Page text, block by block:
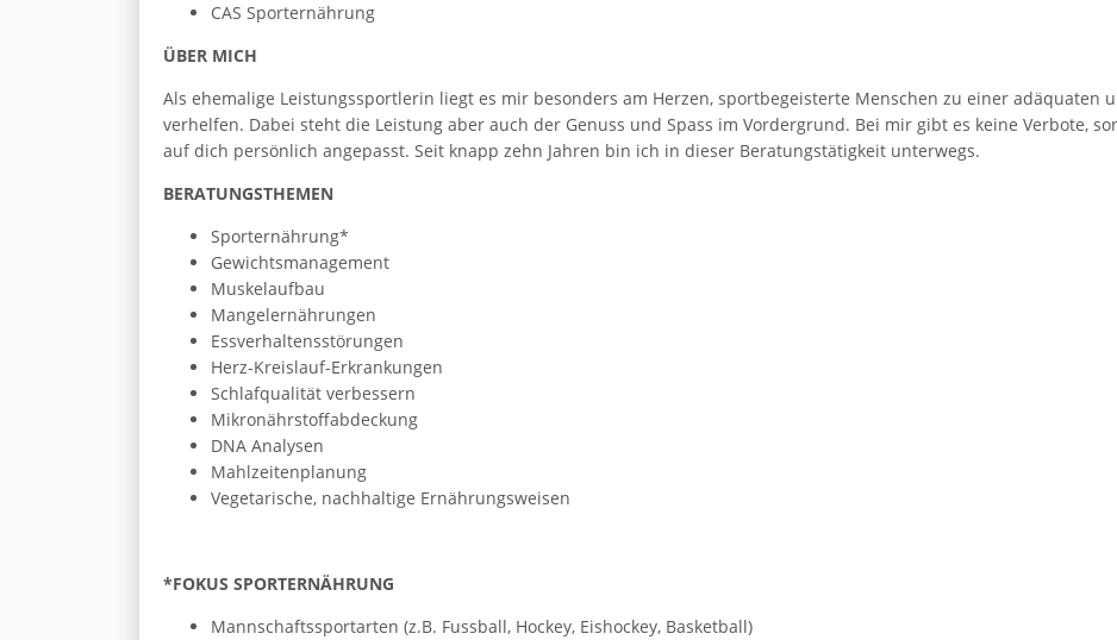
CAS Sporternährung
ÜBER MICH
Als ehemalige Leistungssportlerin liegt es mir besonders am Herzen, sportbegeisterte Menschen zu einer adäquaten
verhelfen. Dabei steht die Leistung aber auch der Genuss und Spass im Vordergrund. Bei mir gibt es keine Verbote,
auf dich persönlich angepasst. Seit knapp zehn Jahren bin ich in dieser Beratungstätigkeit unterwegs.
BERATUNGSTHEMEN
Sporternährung*
Gewichtsmanagement
Muskelaufbau
Mangelernährungen
Essverhaltensstörungen
Herz-Kreislauf-Erkrankungen
Schlafqualität verbessern
Mikronährstoffabdeckung
DNA Analysen
Mahlzeitenplanung
Vegetarische, nachhaltige Ernährungsweisen
*FOKUS SPORTERNÄHRUNG
Mannschaftssportarten (z.B. Fussball, Hockey, Eishockey, Basketball)